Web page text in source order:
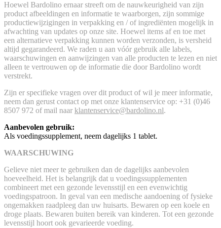
Hoewel Bardolino ernaar streeft om de nauwkeurigheid van zijn
product afbeeldingen en informatie te waarborgen, zijn sommige
productiewijzigingen in verpakking en / of ingrediënten mogelijk in
afwachting van updates op onze site. Hoewel items af en toe met
een alternatieve verpakking kunnen worden verzonden, is versheid
altijd gegarandeerd. We raden u aan vóór gebruik alle labels,
waarschuwingen en aanwijzingen van alle producten te lezen en niet
alleen te vertrouwen op de informatie die door Bardolino wordt
verstrekt.
Zijn er specifieke vragen over dit product of wil je meer informatie,
neem dan gerust contact op met onze klantenservice op: +31 (0)46
8507 972 of mail naar klantenservice@bardolino.nl.
Aanbevolen gebruik:
Als voedingssupplement, neem dagelijks 1 tablet.
WAARSCHUWING
Gelieve niet meer te gebruiken dan de dagelijks aanbevolen
hoeveelheid. Het is belangrijk dat u voedingssupplementen
combineert met een gezonde levensstijl en een evenwichtig
voedingspatroon. In geval van een medische aandoening of fysieke
ongemakken raadpleeg dan uw huisarts. Bewaren op een koele en
droge plaats. Bewaren buiten bereik van kinderen. Tot een gezonde
levensstijl hoort ook gevarieerde voeding.